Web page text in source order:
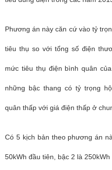
Phương án này căn cứ vào tỷ
tiêu thụ so với tổng số điện
mức tiêu thụ điện bình quân
những bậc thang có tỷ trọng
quân thấp với giá điện thấp ở
Có 5 kịch bản theo phương án
50kWh đầu tiên, bậc 2 là